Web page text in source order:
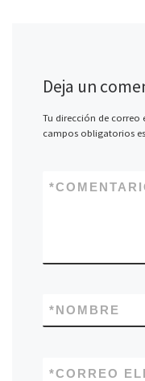
Deja un
Tu dirección de correo
campos obligatorios
*
NOMBRE
*
CORREO
*